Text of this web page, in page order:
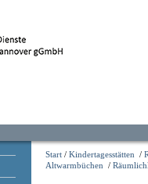
Start / Kindertagesstätten /
Altwarmbüchen /